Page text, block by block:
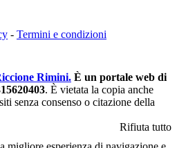
- Termini e condizioni
Rimini. È un portale web di
. È vietata la copia anche
senza consenso o citazione della
Rifiuta tutto